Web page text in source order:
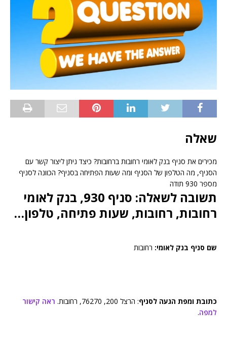
שאלה
מכירים את סניף בנק לאומי רחובות ברחובות? כיצד ניתן ליצור קשר עם
הסניף, מה הטלפון של הסניף ומה שעות הפתיחה בסניף? הכוונה לסניף
מספר 930 תודה
תשובה לשאלה: סניף 930, בנק לאומי
רחובות, רחובות, שעות פתיחה, טלפון…
שם סניף בנק לאומי: רחובות
כתובת ומפת הגעה לסניף: הרצל 200, 76270, רחובות.
ראה קישור
למפה.